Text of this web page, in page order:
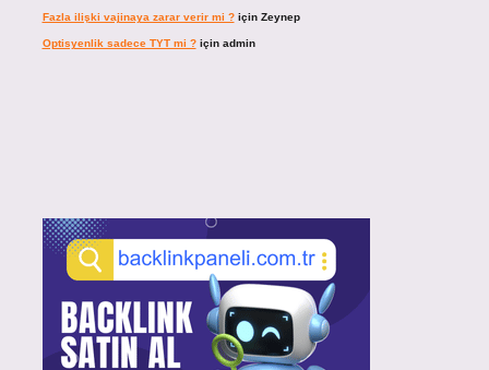
Fazla ilişki vajinaya zarar verir mi ?için Zeynep
Optisyenlik sadece TYT mi ?için admin